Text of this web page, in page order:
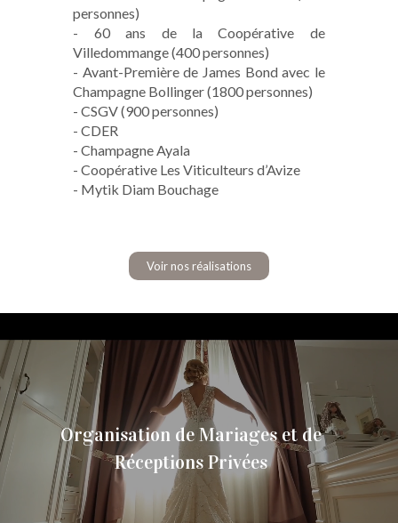
personnes)
- 60 ans de la Coopérative de
Villedommange (400 personnes)
- Avant-Première de James Bond avec le
Champagne Bollinger (1800 personnes)
- CSGV (900 personnes)
- CDER
- Champagne Ayala
- Coopérative Les Viticulteurs d’Avize
- Mytik Diam Bouchage
Voir nos réalisations
Organisation de Mariages et de
Réceptions Privées